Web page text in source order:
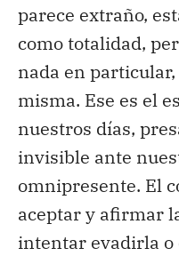
parece extraño,
como totalidad,
nada en
misma. Ese es el
nuestros días,
invisible ante
omnipresente. El
aceptar y afirmar
intentar evadirla